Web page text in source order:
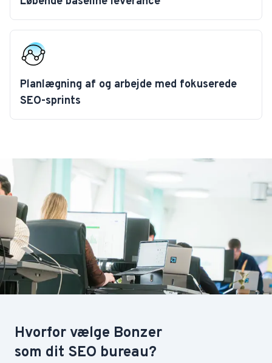
Planlægning af og arbejde med fokuserede
SEO-sprints
Hvorfor vælge Bonzer
som dit SEO bureau?